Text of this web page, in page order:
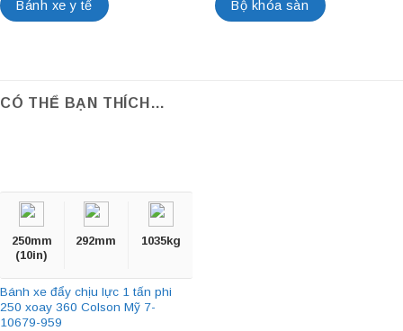
Bánh xe y tế Bộ khóa sàn
CÓ THỂ BẠN THÍCH…
250mm
(10in)
292mm 1035kg
Bánh xe đẩy chịu lực 1 tấn phi
250 xoay 360 Colson Mỹ 7-
10679-959